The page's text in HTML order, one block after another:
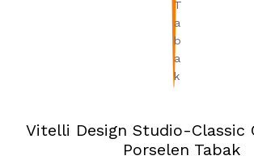
Vitelli Design Studio-Classic
Porselen Tabak